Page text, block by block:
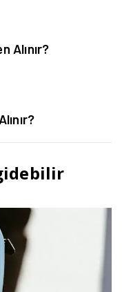
Alınır?